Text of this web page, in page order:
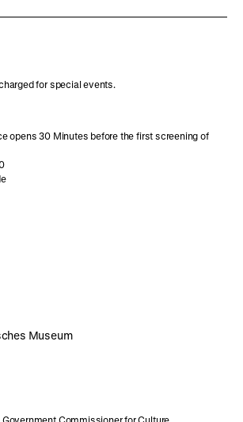
for special events.
opens 30 Minutes before the first screening of
Museum